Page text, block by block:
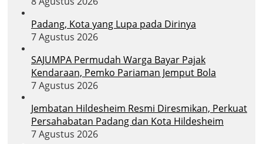
Padang, Kota yang Lupa pada Dirinya
7 Agustus 2026
SAJUMPA Permudah Warga Bayar Pajak
Kendaraan, Pemko Pariaman Jemput Bola
7 Agustus 2026
Jembatan Hildesheim Resmi Diresmikan, Perkuat
Persahabatan Padang dan Kota Hildesheim
7 Agustus 2026